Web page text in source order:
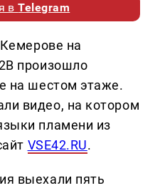
вTelegram
на
произошло
на шестом этаже.
видео, на котором
пламени из
VSE42.RU.
выехали пять